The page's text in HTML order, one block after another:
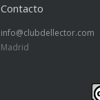
Contacto
info@clubdellector.com
Madrid